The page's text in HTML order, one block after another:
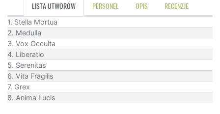
LISTA UTWORÓW PERSONEL OPIS RECENZJE
1. Stella Mortua
2. Medulla
3. Vox Occulta
4. Liberatio
5. Serenitas
6. Vita Fragilis
7. Grex
8. Anima Lucis